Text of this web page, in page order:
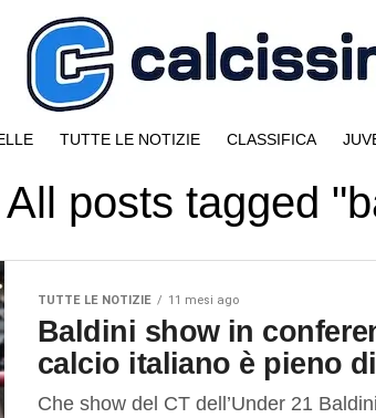
TUTTE LE NOTIZIE CLASSIFICA
All posts tagged
TUTTE LE NOTIZIE 11 mesi ago
Baldini show in
calcio italiano è pieno
Che show del CT dell’Under 21